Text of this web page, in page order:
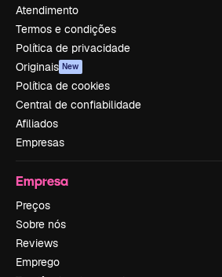
Atendimento
Termos e condições
Política de privacidade
Originais New
Política de cookies
Central de confiabilidade
Afiliados
Empresas
Empresa
Preços
Sobre nós
Reviews
Emprego